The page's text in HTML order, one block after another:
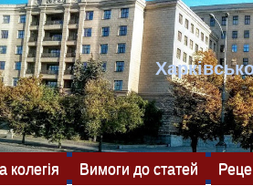
колегія Вимоги до статей